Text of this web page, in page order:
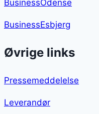
BusinessOdense
BusinessEsbjerg
Øvrige links
Pressemeddelelse
Leverandør